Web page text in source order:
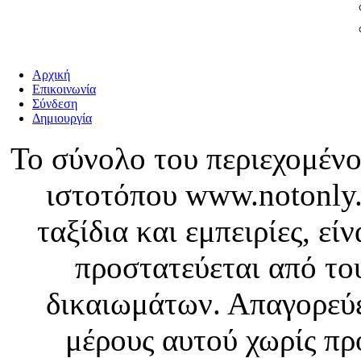
Αρχική
Επικοινωνία
Σύνδεση
Δημιουργία
Το σύνολο του
ιστοτόπου
ταξίδια και εμπειρίες,
προστατεύεται από
δικαιωμάτων.
μέρους αυτού χωρίς